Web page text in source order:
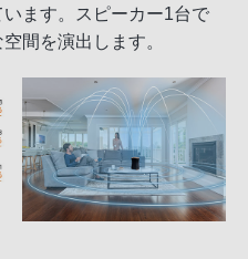
ます。スピーカー1台で
間を演出します。